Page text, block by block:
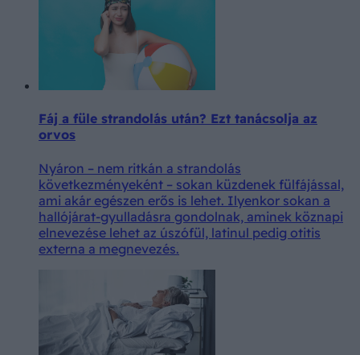
Fáj a füle strandolás után? Ezt tanácsolja az
orvos
Nyáron – nem ritkán a strandolás
következményeként – sokan küzdenek fülfájással,
ami akár egészen erős is lehet. Ilyenkor sokan a
hallójárat-gyulladásra gondolnak, aminek köznapi
elnevezése lehet az úszófül, latinul pedig otitis
externa a megnevezés.